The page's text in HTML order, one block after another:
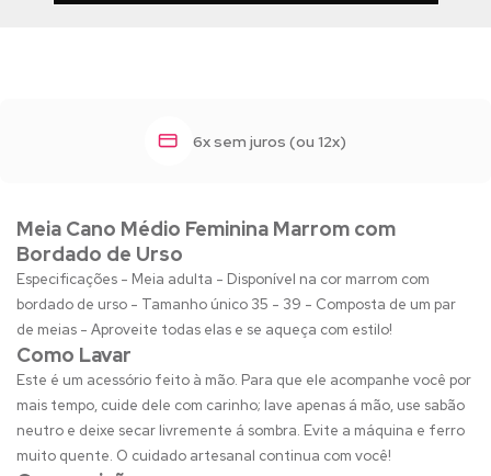
6x sem juros (ou 12x)
Meia Cano Médio Feminina Marrom com
Bordado de Urso
Especificações - Meia adulta - Disponível na cor marrom com
bordado de urso - Tamanho único 35 - 39 - Composta de um par
de meias - Aproveite todas elas e se aqueça com estilo!
Como Lavar
Este é um acessório feito à mão. Para que ele acompanhe você por
mais tempo, cuide dele com carinho; lave apenas á mão, use sabão
neutro e deixe secar livremente á sombra. Evite a máquina e ferro
muito quente. O cuidado artesanal continua com você!